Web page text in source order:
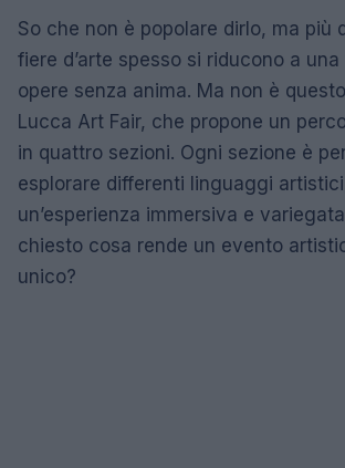
So che non è popolare dirlo, ma più
fiere d’arte spesso si riducono a
opere senza anima. Ma non è
Lucca Art Fair, che propone un
in quattro sezioni. Ogni sezione è
esplorare differenti linguaggi
un’esperienza immersiva e
chiesto cosa rende un evento
unico?